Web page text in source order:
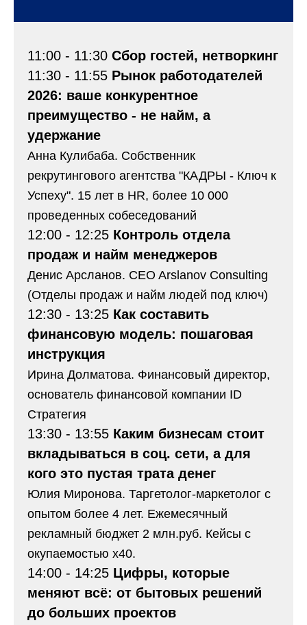
11:00 - 11:30 Сбор гостей, нетворкинг
11:30 - 11:55 Рынок работодателей
2026: ваше конкурентное
преимущество - не найм, а
удержание
Анна Кулибаба. Собственник
рекрутингового агентства "КАДРЫ - Ключ к
Успеху". 15 лет в HR, более 10 000
проведенных собеседований
12:00 - 12:25 Контроль отдела
продаж и найм менеджеров
Денис Арсланов. CEO Arslanov Consulting
(Отделы продаж и найм людей под ключ)
12:30 - 13:25 Как составить
финансовую модель: пошаговая
инструкция
Ирина Долматова. Финансовый директор,
основатель финансовой компании ID
Стратегия
13:30 - 13:55 Каким бизнесам стоит
вкладываться в соц. сети, а для
кого это пустая трата денег
Юлия Миронова. Таргетолог-маркетолог с
опытом более 4 лет. Ежемесячный
рекламный бюджет 2 млн.руб. Кейсы с
окупаемостью x40.
14:00 - 14:25 Цифры, которые
меняют всё: от бытовых решений
до больших проектов